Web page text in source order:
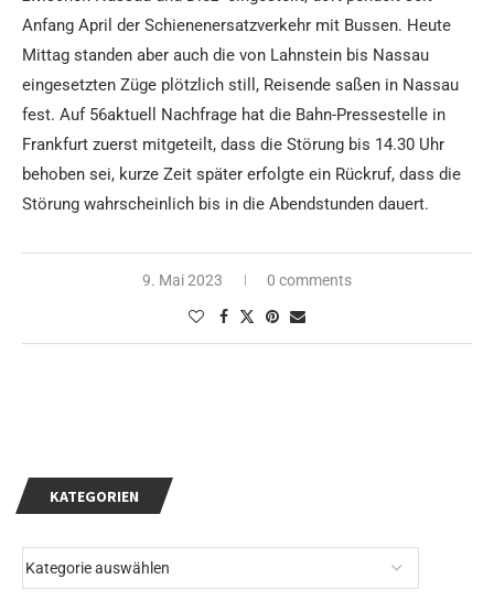
Anfang April der Schienenersatzverkehr mit Bussen. Heute
Mittag standen aber auch die von Lahnstein bis Nassau
eingesetzten Züge plötzlich still, Reisende saßen in Nassau
fest. Auf 56aktuell Nachfrage hat die Bahn-Pressestelle in
Frankfurt zuerst mitgeteilt, dass die Störung bis 14.30 Uhr
behoben sei, kurze Zeit später erfolgte ein Rückruf, dass die
Störung wahrscheinlich bis in die Abendstunden dauert.
9. Mai 2023 0 comments
KATEGORIEN